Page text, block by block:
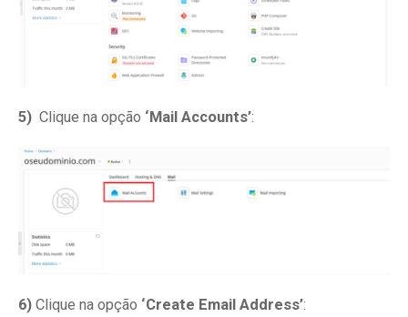
5) Clique na opção ‘Mail Accounts’:
6) Clique na opção ‘Create Email Address’: